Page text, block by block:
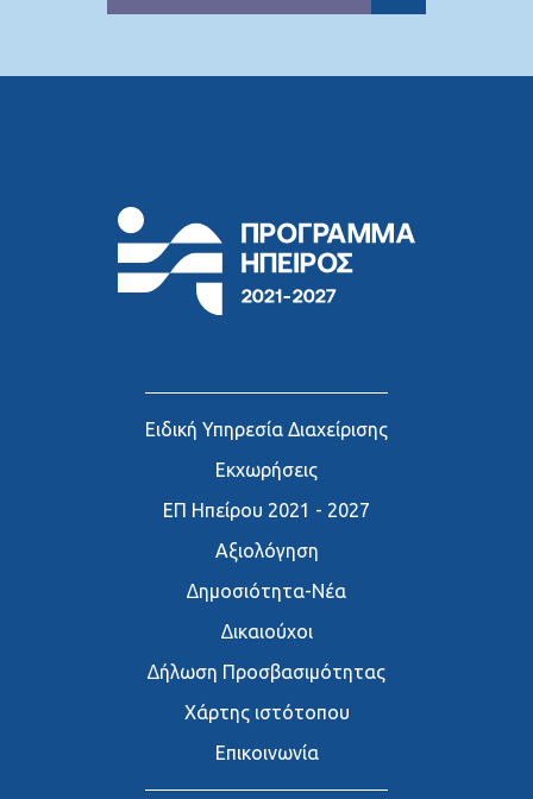
Ειδική Υπηρεσία Διαχείρισης
Εκχωρήσεις
ΕΠ Ηπείρου 2021 - 2027
Αξιολόγηση
∆ημοσιότητα-Νέα
∆ικαιούχοι
∆ήλωση Προσβασιμότητας
Χάρτης ιστότοπου
Επικοινωνία